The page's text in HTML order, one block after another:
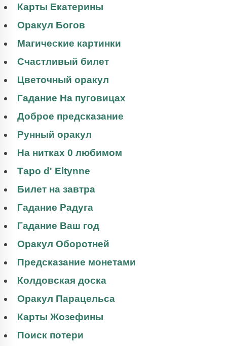
Карты Екатерины
Оракул Богов
Магические картинки
Счастливый билет
Цветочный оракул
Гадание На пуговицах
Доброе предсказание
Рунный оракул
На нитках 0 любимом
Таро d' Eltynne
Билет на завтра
Гадание Радуга
Гадание Ваш год
Оракул Оборотней
Предсказание монетами
Колдовская доска
Оракул Парацельса
Карты Жозефины
Поиск потери